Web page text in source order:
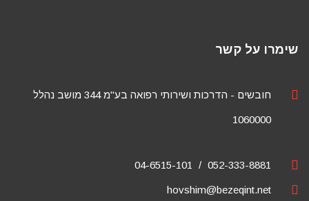
שימרו על קשר
חובשים - הדרכות ושירותי רפואה בע"מ 344 מושב נהלל
1060000
052-333-8881
04-6515-101
hovshim@bezeqint.net